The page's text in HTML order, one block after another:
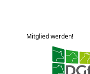
Mitglied werden!